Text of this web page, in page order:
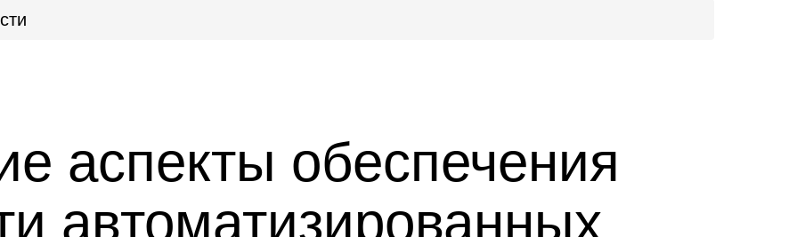
аспекты обеспечения
автоматизированных